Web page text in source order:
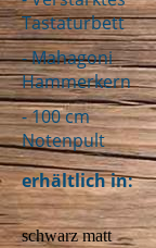
Tastaturbett
- Mahagoni
Hammerkern
- 100 cm
Notenpult
erhältlich in:
schwarz matt